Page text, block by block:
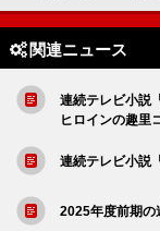
関連ニュース
連続テレビ小説
ヒロインの趣里
連続テレビ小説
2025年度前期